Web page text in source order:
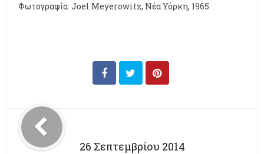
Φωτογραφία: Joel Meyerowitz, Νέα Υόρκη, 1965
26 Σεπτεμβρίου 2014